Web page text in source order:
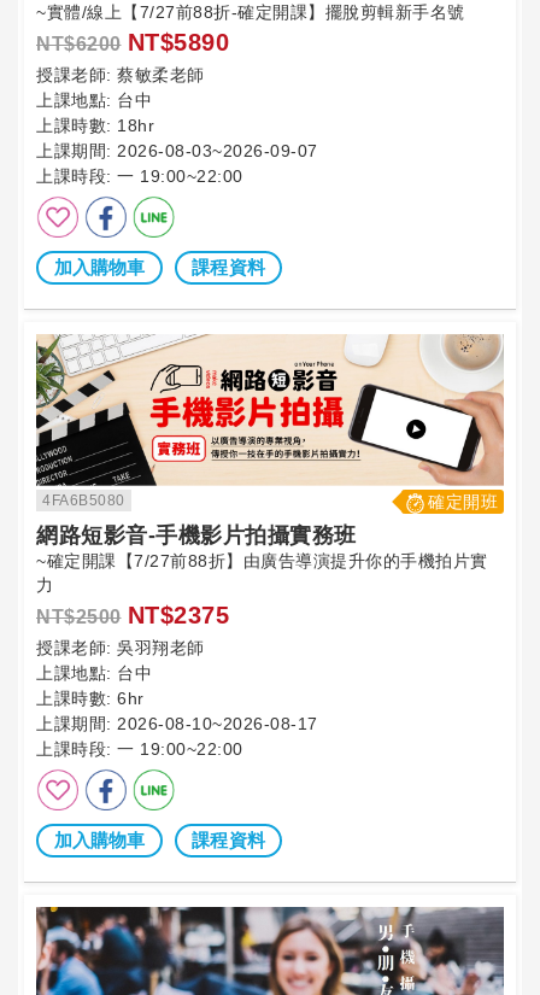
~實體/線上【7/27前88折-確定開課】擺脫剪輯新手名號
NT$6200 NT$5890
授課老師: 蔡敏柔老師
上課地點: 台中
上課時數: 18hr
上課期間: 2026-08-03~2026-09-07
上課時段: 一 19:00~22:00
加入購物車 課程資料
4FA6B5080 確定開班
網路短影音-手機影片拍攝實務班
~確定開課【7/27前88折】由廣告導演提升你的手機拍片實
力
NT$2500 NT$2375
授課老師: 吳羽翔老師
上課地點: 台中
上課時數: 6hr
上課期間: 2026-08-10~2026-08-17
上課時段: 一 19:00~22:00
加入購物車 課程資料